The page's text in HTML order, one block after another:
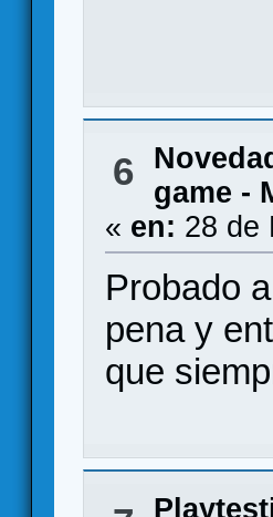
6
game -
« en: 28 de
Probado
pena y
que